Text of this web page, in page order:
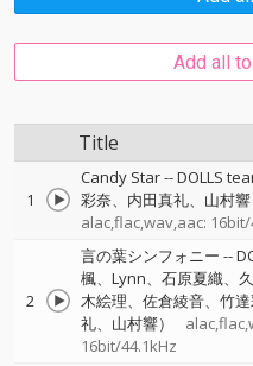
Add all
Title
1
Candy Star--DOLLS
彩奈、内田真礼、山村響
alac,flac,wav,aac: 16bit/
2
言の葉シンフォニー --
楓、Lynn、石原夏織、
木絵理、佐倉綾音、竹
礼、山村響）
16bit/44.1kHz